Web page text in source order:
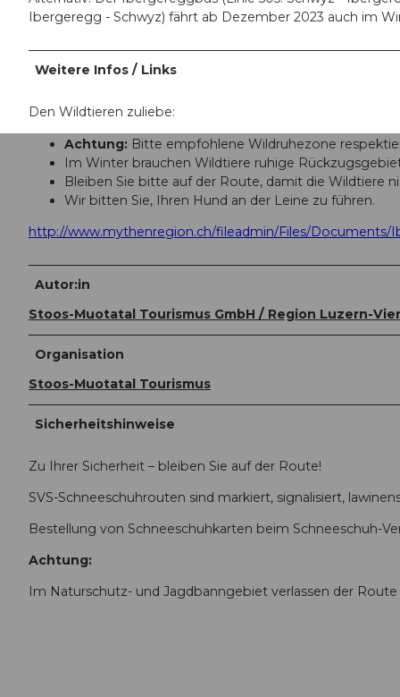
Ibergeregg - Schwyz) fährt ab Dezember 2023 auch im
Weitere Infos / Links
Den Wildtieren zuliebe:
Achtung: Bitte empfohlene Wildruhezone
Im Winter brauchen Wildtiere ruhige
Bleiben Sie bitte auf der Route, damit die Wildtiere
Wir bitten Sie, Ihren Hund an der Leine zu führen.
http://www.mythenregion.ch/fileadmin/Files/Documents/
Autor:in
Stoos-Muotatal Tourismus GmbH / Region Luzern-
Organisation
Stoos-Muotatal Tourismus
Sicherheitshinweise
Zu Ihrer Sicherheit – bleiben Sie auf der Route!
SVS-Schneeschuhrouten sind markiert, signalisiert,
Bestellung von Schneeschuhkarten beim Schneeschuh-
Achtung:
Im Naturschutz- und Jagdbanngebiet verlassen der